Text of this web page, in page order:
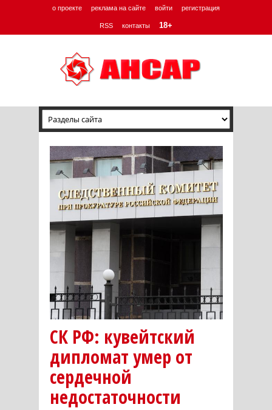
о проекте реклама на сайте войти регистрация
RSS контакты 18+
СК РФ: кувейтский
дипломат умер от
сердечной
недостаточности